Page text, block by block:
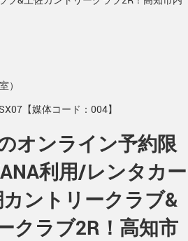
）
【媒体コード：004】
オンライン予約限
利用/レンタカー
ントリークラブ&
クラブ2R！高知市